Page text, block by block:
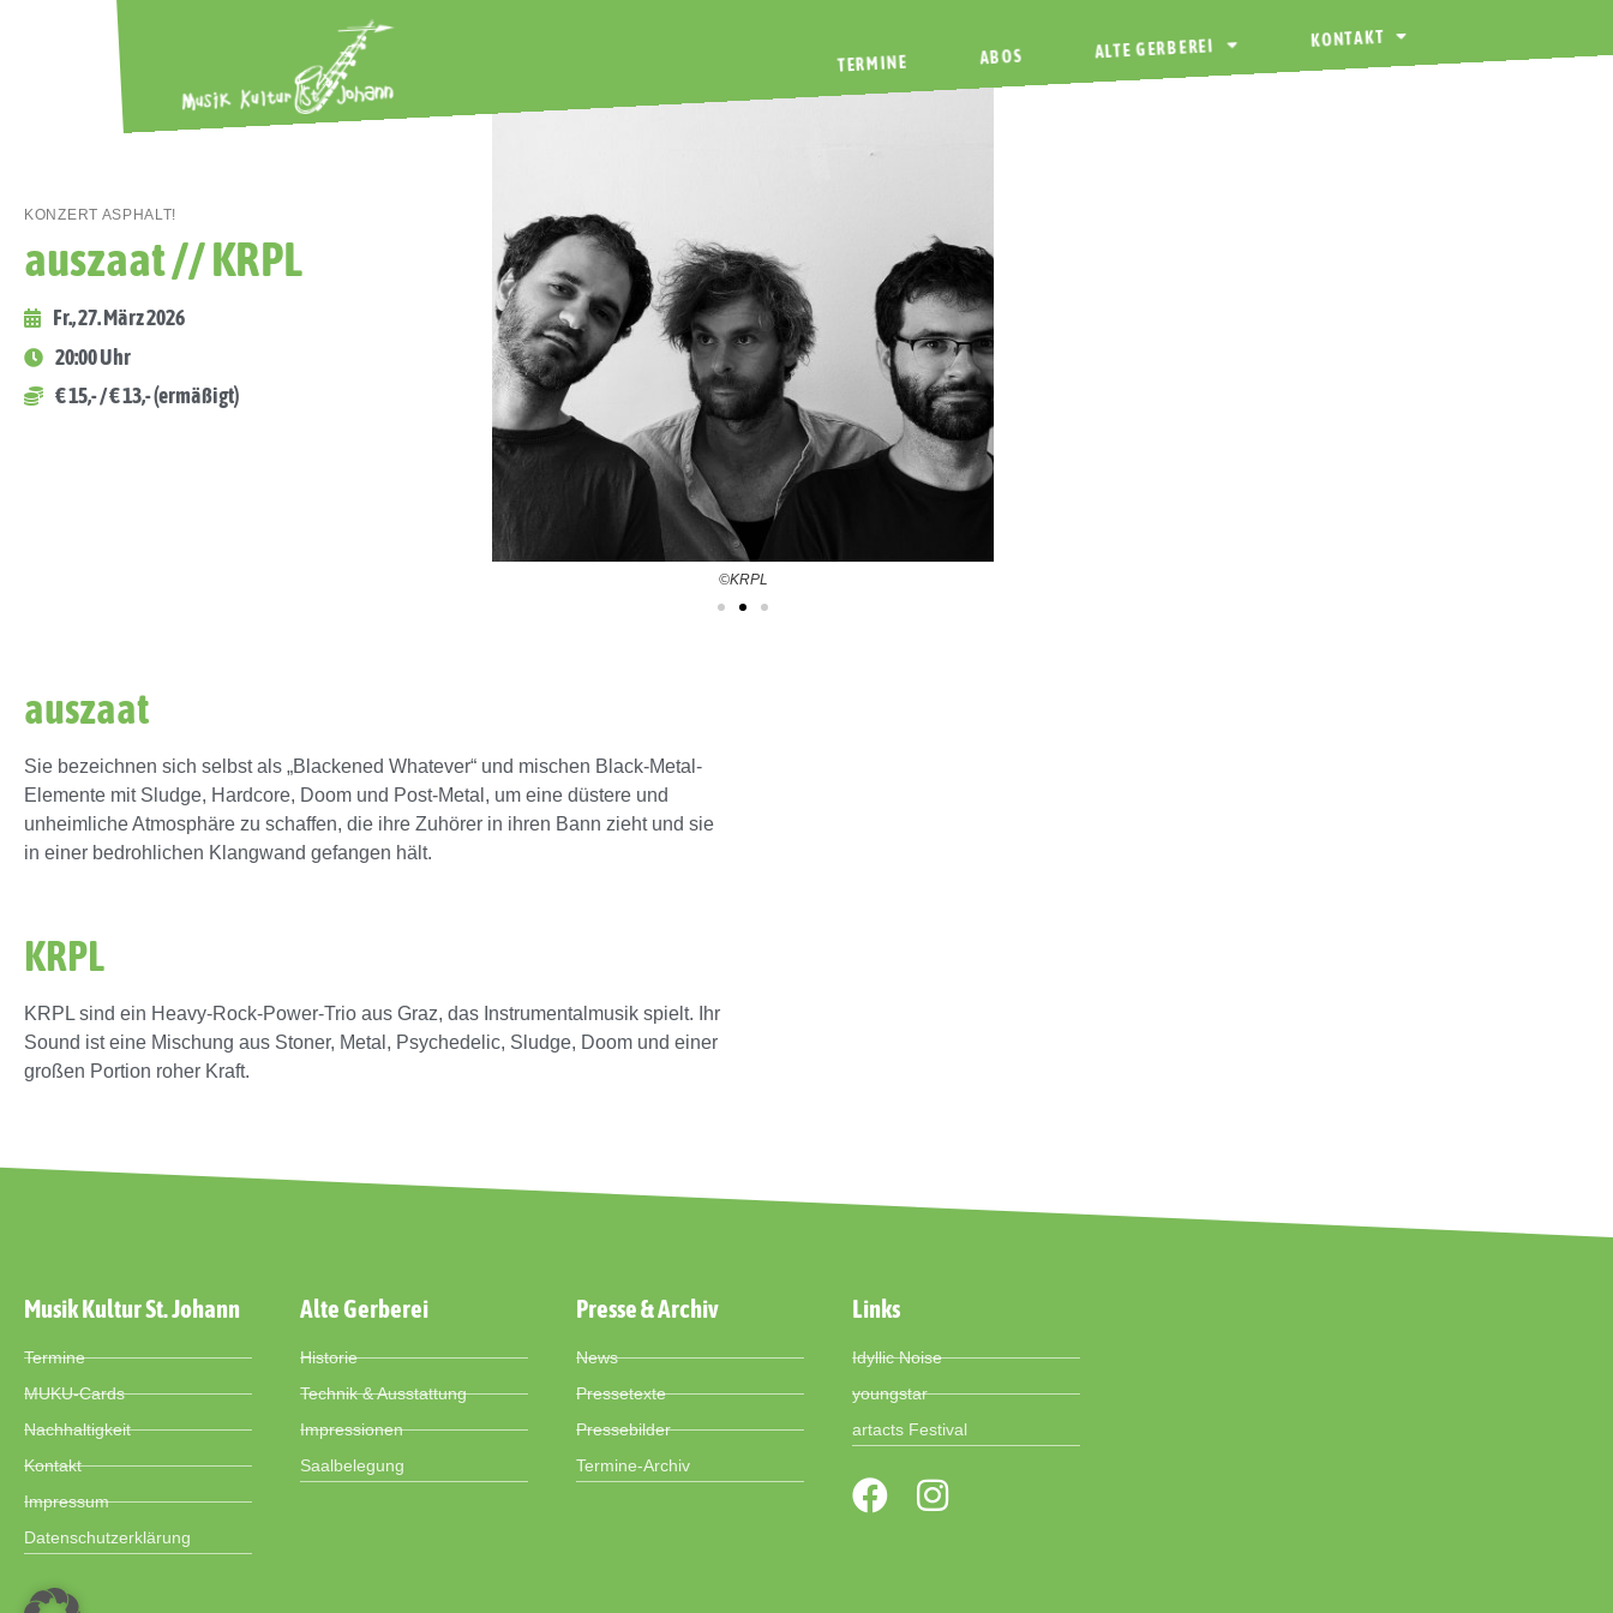
TERMINE ABOS ALTE GERBEREI KONTAKT
KONZERT ASPHALT!
auszaat // KRPL
Fr., 27. März 2026
20:00 Uhr
€ 15,- / € 13,- (ermäßigt)
©KRPL
auszaat
Sie bezeichnen sich selbst als „Blackened Whatever“ und mischen Black-Metal-
Elemente mit Sludge, Hardcore, Doom und Post-Metal, um eine düstere und
unheimliche Atmosphäre zu schaffen, die ihre Zuhörer in ihren Bann zieht und sie
in einer bedrohlichen Klangwand gefangen hält.
KRPL
KRPL sind ein Heavy-Rock-Power-Trio aus Graz, das Instrumentalmusik spielt. Ihr
Sound ist eine Mischung aus Stoner, Metal, Psychedelic, Sludge, Doom und einer
großen Portion roher Kraft.
Musik Kultur St. Johann
Termine
MUKU-Cards
Nachhaltigkeit
Kontakt
Impressum
Datenschutzerklärung
Alte Gerberei
Historie
Technik & Ausstattung
Impressionen
Saalbelegung
Presse & Archiv
News
Pressetexte
Pressebilder
Termine-Archiv
Links
Idyllic Noise
youngstar
artacts Festival